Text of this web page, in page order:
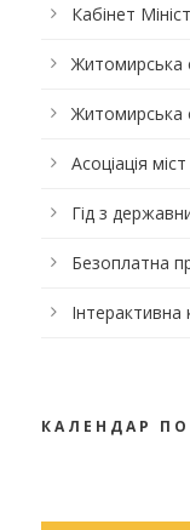
Кабінет
Житомирська
Житомирська
Асоціація
Гід з
Безоплатна
Інтерактивна
КАЛЕНДАР